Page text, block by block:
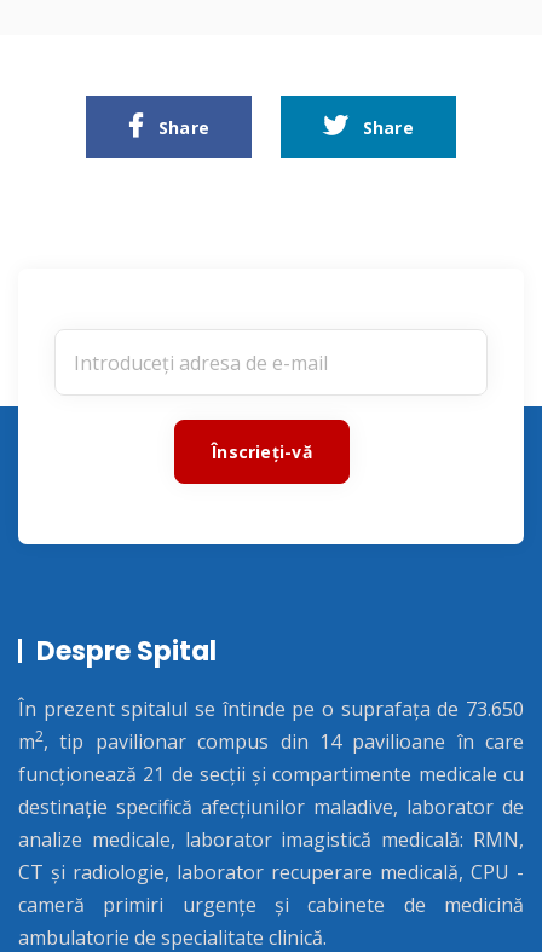
Share Share
Înscrieți-vă
Despre Spital
În prezent spitalul se întinde pe o suprafața de 73.650
m2, tip pavilionar compus din 14 pavilioane în care
funcționează 21 de secții și compartimente medicale cu
destinație specifică afecțiunilor maladive, laborator de
analize medicale, laborator imagistică medicală: RMN,
CT și radiologie, laborator recuperare medicală, CPU -
cameră primiri urgențe și cabinete de medicină
ambulatorie de specialitate clinică.